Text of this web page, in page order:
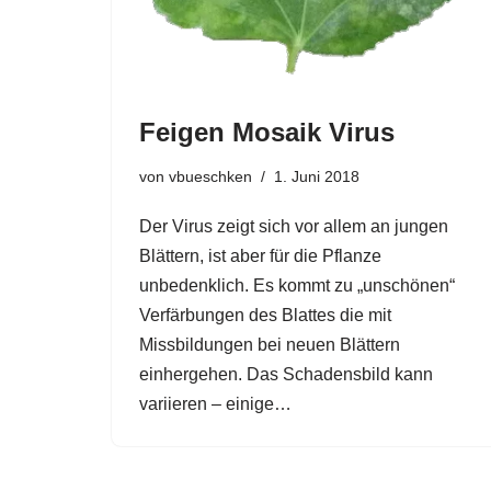
Feigen Mosaik Virus
von vbueschken 1. Juni 2018
Der Virus zeigt sich vor allem an jungen
Blättern, ist aber für die Pflanze
unbedenklich. Es kommt zu „unschönen“
Verfärbungen des Blattes die mit
Missbildungen bei neuen Blättern
einhergehen. Das Schadensbild kann
variieren – einige…